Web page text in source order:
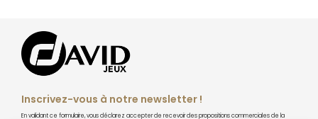
Inscrivez-vous à notre newsletter !
En validant ce formulaire, vous déclarez accepter de recevoir des propositions commerciales de la